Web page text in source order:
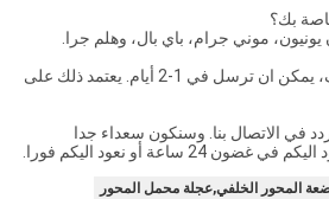
ج: عادة، إذا دينا مخزون كاف، يمكن ان ترسل في 1-2 أيام. يعتمد ذلك على
في الاتصال بنا. وسنكون سعداء جدا
ساعة أو نعود اليكم فورا.
المحور الخلفي,عجلة محمل المحور